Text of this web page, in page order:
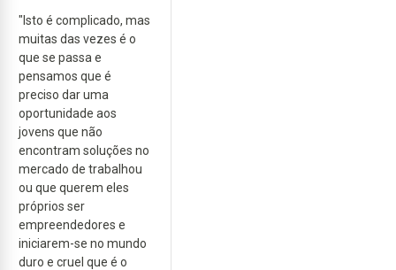
"Isto é complicado, mas
muitas das vezes é o
que se passa e
pensamos que é
preciso dar uma
oportunidade aos
jovens que não
encontram soluções no
mercado de trabalhou
ou que querem eles
próprios ser
empreendedores e
iniciarem-se no mundo
duro e cruel que é o